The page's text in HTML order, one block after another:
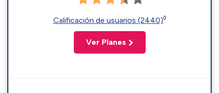
Calificación de usuarios (2440)◊
Ver Planes